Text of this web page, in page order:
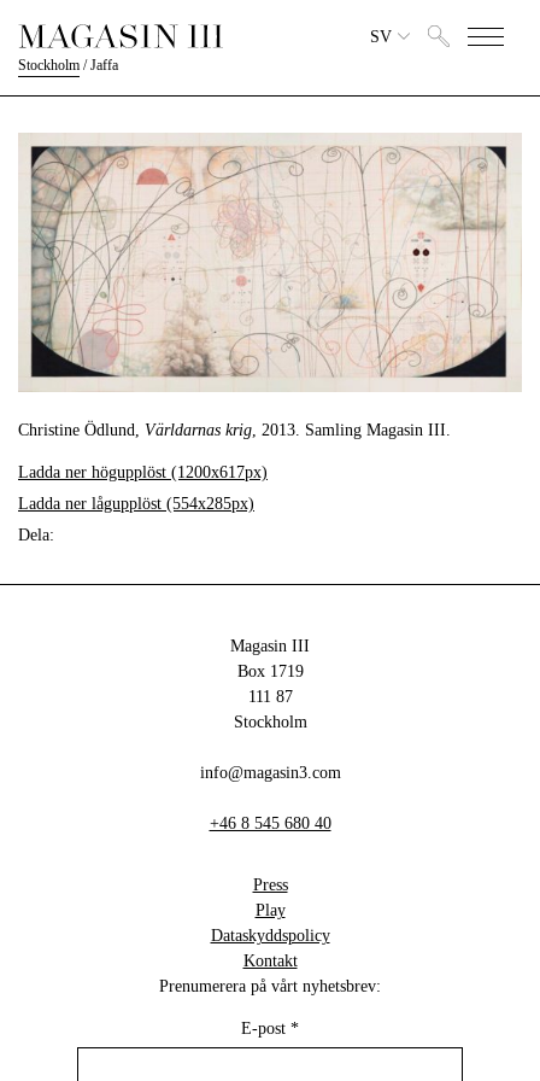
Stockholm /Jaffa
SV
Christine Ödlund, Världarnas krig, 2013. Samling Magasin III.
Ladda ner högupplöst (1200x617px)
Ladda ner lågupplöst (554x285px)
Dela:
Magasin III
Box 1719
111 87
Stockholm
info@magasin3.com
+46 8 545 680 40
Press
Play
Dataskyddspolicy
Kontakt
Prenumerera på vårt nyhetsbrev:
E-post *